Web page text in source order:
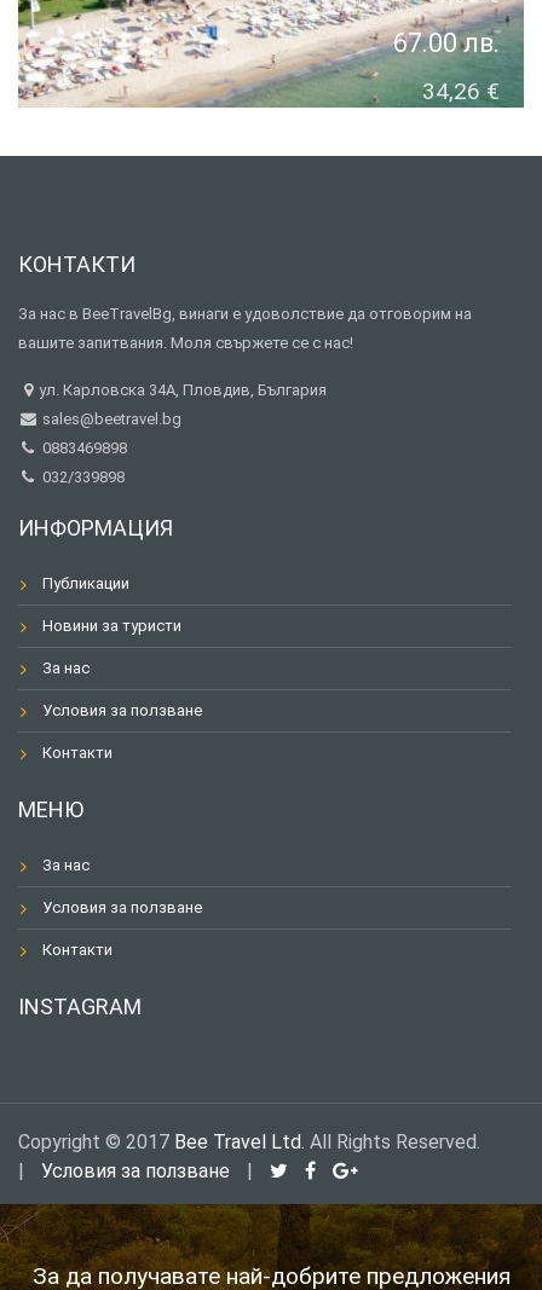
67.00лв.
34,26€
КОНТАКТИ
За нас в BeeTravelBg, винаги е удоволствие да отговорим на
вашите запитвания. Моля свържете се с нас!
ул. Карловска 34А, Пловдив, България
sales@beetravel.bg
0883469898
032/339898
ИНФОРМАЦИЯ
Публикации
Новини за туристи
За нас
Условия за ползване
Контакти
МЕНЮ
За нас
Условия за ползване
Контакти
INSTAGRAM
Copyright © 2017 Bee Travel Ltd. All Rights Reserved.
|
Условия за ползване |
За да получавате най-добрите предложения